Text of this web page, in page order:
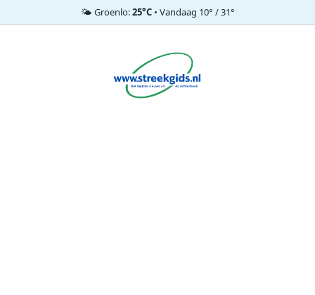
🌤️ Groenlo:25°C• Vandaag 10° / 31°